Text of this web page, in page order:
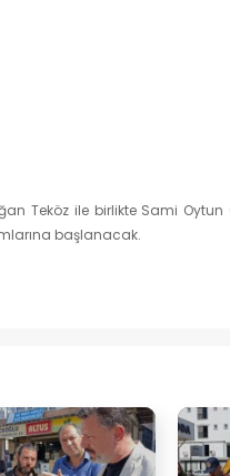
Teköz ile birlikte Sami
başlanacak.